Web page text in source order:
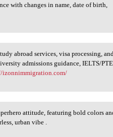
with changes in name, date of birth,
abroad services, visa processing,
admissions guidance, IELTS/PTE
izonnimmigration.com/
attitude, featuring bold colors
urban vibe .